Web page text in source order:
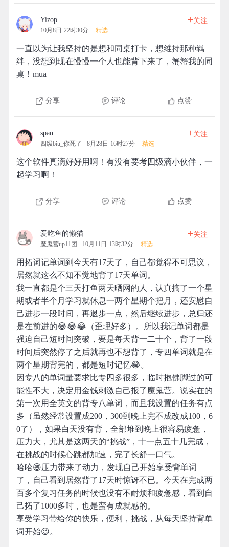
Yizop
10月8日 22时30分 精选
+关注
一直以为让我坚持的是想和同桌打卡，想维持那种羁
绊，没想到现在慢慢一个人也能背下来了，蟹蟹我的同
桌！mua
分享 评论 点赞
span
四级biu_你死了 8月28日 16时27分 精选
+关注
这个软件真滴好好用啊！有没有要考四级滴小伙伴，一
起学习啊！
分享 评论 点赞
爱吃鱼的懒猫
魔鬼营up11团 10月11日 13时32分 精选
+关注
用拓词记单词到今天有17天了，自己都觉得不可思议，
居然就这么不知不觉地背了17天单词。
我一直都是个三天打鱼两天晒网的人，认真搞了一个星
期或者半个月学习就休息一两个星期个把月，还安慰自
己进步一段时间，再退步一点，然后继续进步，总归还
是在前进的😂😂😂（歪理好多）。所以我记单词都是
强迫自己短时间突破，要是每天背一二十个，背了一段
时间后突然停了之后就再也不想背了，专四单词就是在
两个星期背完的，都是短时记忆😂。
因专八的单词量要求比专四多很多，临时抱佛脚过的可
能性不大，决定用金钱刺激自己报了魔鬼营。说实在的
第一次用全英文的背专八单词，而且我设置的任务有点
多（虽然经常设置成200，300到晚上完不成改成100，6
0了），如果白天没有背，全部堆到晚上很容易疲惫，
压力大，尤其是这两天的“挑战”，十一点五十几完成，
在挑战的时候心跳都加速，完了长舒一口气。
哈哈😄压力带来了动力，发现自己开始享受背单词
了，自己看到居然背了17天时惊讶不已。今天在完成两
百多个复习任务的时候也没有不耐烦和疲惫感，看到自
己拓了1000多时，也是蛮有成就感的。
享受学习带给你的快乐，便利，挑战，从每天坚持背单
词开始😉。